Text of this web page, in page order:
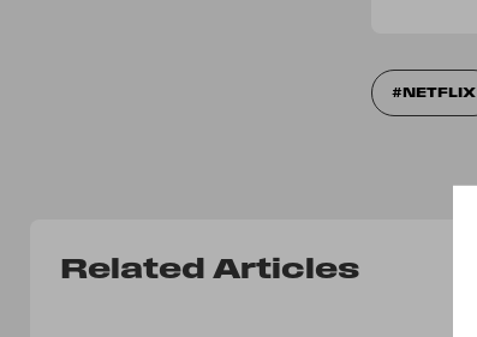
NETFLIX
Related Articles